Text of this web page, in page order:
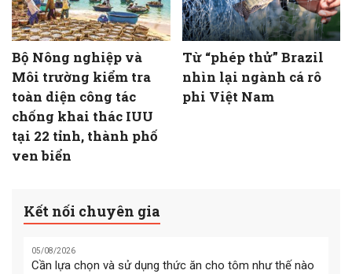
Bộ Nông nghiệp và
Môi trường kiểm tra
toàn diện công tác
chống khai thác IUU
tại 22 tỉnh, thành phố
ven biển
Từ “phép thử” Brazil
nhìn lại ngành cá rô
phi Việt Nam
Kết nối chuyên gia
05/08/2026
Cần lựa chọn và sử dụng thức ăn cho tôm như thế nào